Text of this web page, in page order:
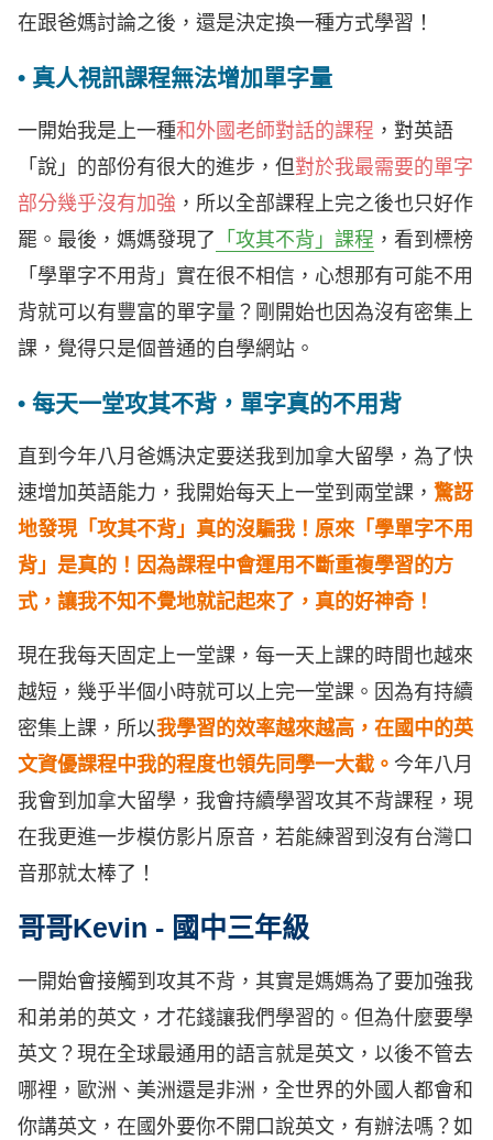
在跟爸媽討論之後，還是決定換一種方式學習！
• 真人視訊課程無法增加單字量
一開始我是上一種和外國老師對話的課程 ，對英語
「說」的部份有很大的進步，但對於我最需要的單字
部分幾乎沒有加強 ，所以全部課程上完之後也只好作
罷。最後，媽媽發現了 「攻其不背」課程 ，看到標榜
「學單字不用背」實在很不相信，心想那有可能不用
背就可以有豐富的單字量？剛開始也因為沒有密集上
課，覺得只是個普通的自學網站。
• 每天一堂攻其不背，單字真的不用背
直到今年八月爸媽決定要送我到加拿大留學，為了快
速增加英語能力，我開始每天上一堂到兩堂課， 驚訝
地發現「攻其不背」真的沒騙我！原來「學單字不用
背」是真的！因為課程中會運用不斷重複學習的方
式，讓我不知不覺地就記起來了，真的好神奇！
現在我每天固定上一堂課，每一天上課的時間也越來
越短，幾乎半個小時就可以上完一堂課。因為有持續
密集上課，所以我學習的效率越來越高，在國中的英
文資優課程中我的程度也領先同學一大截。 今年八月
我會到加拿大留學，我會持續學習攻其不背課程，現
在我更進一步模仿影片原音，若能練習到沒有台灣口
音那就太棒了！
哥哥Kevin - 國中三年級
一開始會接觸到攻其不背，其實是媽媽為了要加強我
和弟弟的英文，才花錢讓我們學習的。但為什麼要學
英文？現在全球最通用的語言就是英文，以後不管去
哪裡，歐洲、美洲還是非洲，全世界的外國人都會和
你講英文，在國外要你不開口說英文，有辦法嗎？如